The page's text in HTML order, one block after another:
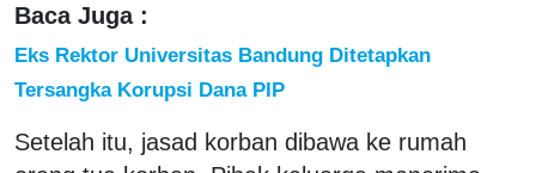
Baca Juga :
Eks Rektor Universitas Bandung Ditetapkan
Tersangka Korupsi Dana PIP
Setelah itu, jasad korban dibawa ke rumah